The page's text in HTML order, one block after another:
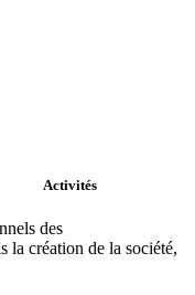
Activités
des
la création de la société,